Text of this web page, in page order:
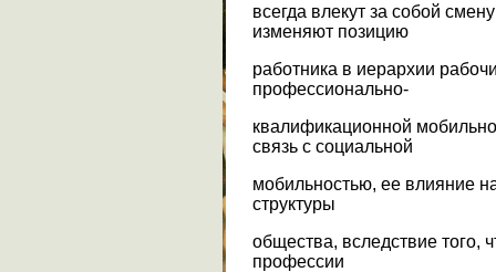
всегда влекут за собой
изменяют позицию
работника в иерархии
профессионально-
квалификационной
связь с социальной
мобильностью, ее влияние
структуры
общества, вследствие того,
профессии